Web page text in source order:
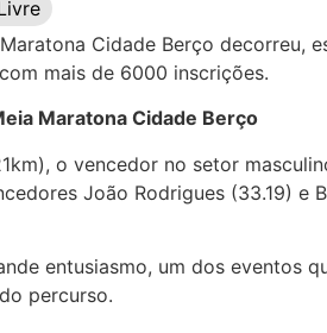
Cidade Berço decorreu,
mais de 6000 inscrições.
Maratona Cidade Berço
o vencedor no setor
João Rodrigues (33.19) e
entusiasmo, um dos eventos
percurso.